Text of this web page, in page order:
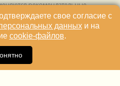
рекомендательные
предоставления
и анализа сведений,
сети "Интернет",
Федерации) © ООО ИД
свое согласие с
данныхи на
cookie-файлов.